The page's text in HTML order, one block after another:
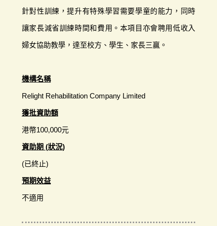
針對性訓練，提升有特殊學習需要學童的能力，同時
讓家長減省訓練時間和費用。本項目亦會聘用低收入
婦女協助教學，達至校方、學生、家長三贏。
機構名稱
Relight Rehabilitation Company Limited
獲批資助額
港幣100,000元
資助期 (狀況)
(已終止)
預期效益
不適用